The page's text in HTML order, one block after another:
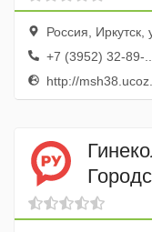
Россия,
+7 (3952) 32-89-...
http://
Центра